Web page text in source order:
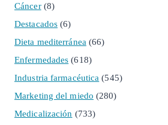
Cáncer(8)
Destacados (6)
Dieta mediterránea (66)
Enfermedades (618)
Industria farmacéutica (545)
Marketing del miedo (280)
Medicalización (733)